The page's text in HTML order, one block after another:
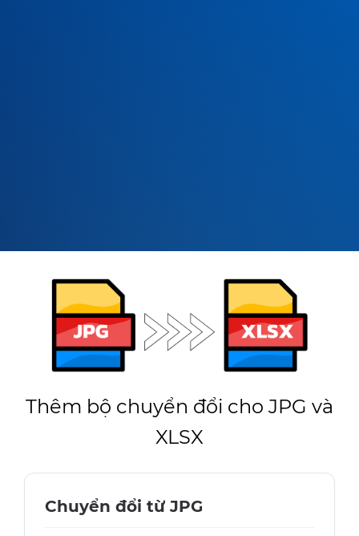
Thêm bộ chuyển đổi cho JPG và
XLSX
Chuyển đổi từ JPG